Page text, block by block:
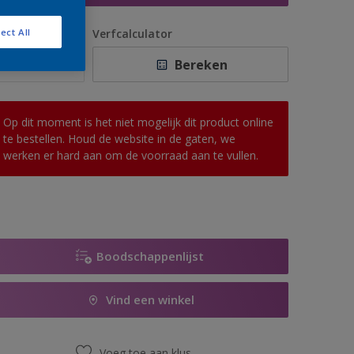
Verfcalculator
Bereken
Op dit moment is het niet mogelijk dit product online
te bestellen. Houd de website in de gaten, we
werken er hard aan om de voorraad aan te vullen.
Boodschappenlijst
Vind een winkel
All